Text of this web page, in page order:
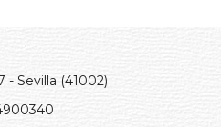
- Sevilla (41002)